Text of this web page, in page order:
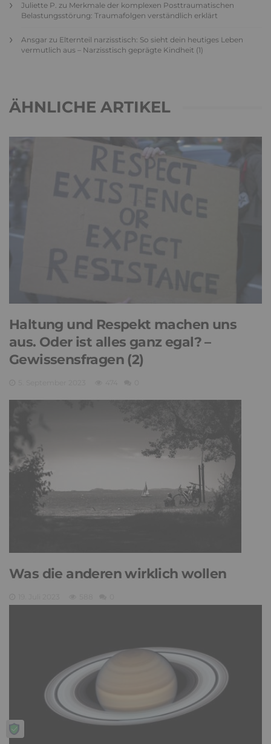
Juliette P. zu Merkmale der komplexen Posttraumatischen
Belastungsstörung: Traumafolgen verständlich erklärt
Ansgar zu Elternteil narzisstisch: So sieht dein heutiges Leben
vermutlich aus – Narzisstisch geprägte Kindheit (1)
ÄHNLICHE ARTIKEL
Haltung und Respekt machen uns
aus. Oder ist alles ganz egal? –
Gewissensfragen (2)
Was die anderen wirklich wollen